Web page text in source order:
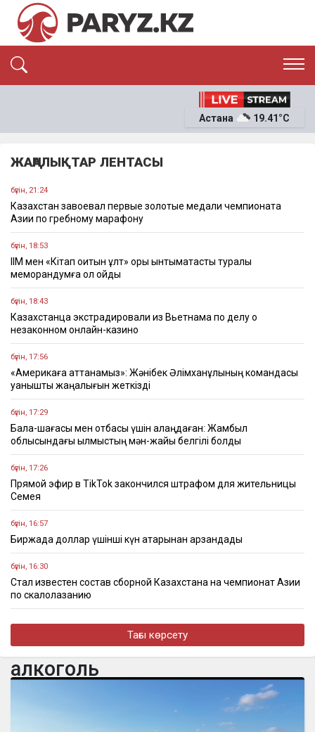
ЭКОНОМИКА
ОҚИҒА
Астана 19.41°C
ЖАҢАЛЫҚТАР ЛЕНТАСЫ
бүгін, 21:24
Казахстан завоевал первые золотые медали чемпионата
Азии по гребному марафону
бүгін, 18:53
ІІМ мен «Кітап оқитын ұлт» қоры ынтымақтастық туралы
меморандумға қол қойды
бүгін, 18:43
Казахстанца экстрадировали из Вьетнама по делу о
незаконном онлайн-казино
бүгін, 17:56
«Америкаға аттанамыз»: Жәнібек Әлімханұлының командасы
қуанышты жаңалығын жеткізді
бүгін, 17:29
Бала-шағасы мен отбасы үшін алаңдаған: Жамбыл
облысындағы қылмыстың мән-жайы белгілі болды
бүгін, 17:26
Прямой эфир в TikTok закончился штрафом для жительницы
Семея
бүгін, 16:57
Биржада доллар үшінші күн қатарынан арзандады
бүгін, 16:30
Стал известен состав сборной Казахстана на чемпионат Азии
по скалолазанию
бүгін, 16:22
Алматыда наурызда жол апатынан қаза тапқан қыздың әкесі
бүгін, 16:00
Тағы көрсету
алкоголь